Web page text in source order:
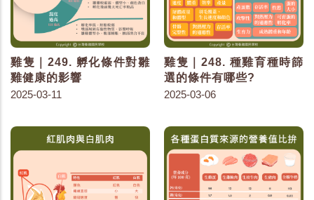
雞隻｜249. 孵化條件對雛
雞健康的影響
2025-03-11
雞隻｜248. 種雞育種時篩
選的條件有哪些?
2025-03-06